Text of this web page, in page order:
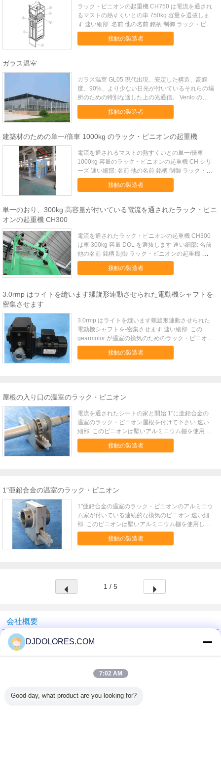
ラック・ピニオンの起重機 CH750 は電流を通され
るマストの熱すくいとの車 750kg 容量を選抜しま
す 速い細部: 名前 他の名前 銘柄 制御 ラック・ピニ
オンの起重機 ラック・ピニオンの起重機 CH750
BORUIDA DOL および FC 積載量 750kg 証明書 セ
接触の製造者
ガラス温室
ガラス温室 GL05 現代出現、安定した構造、高輝
度、90%、より少ない日光が付いているそれらの場
所のための特別な適した上の光通信。 Venlo の構
造、 スパン: 8M/9.6M/12M の湾のサイズ: 3.2M/4M
のセクション: 4M/4.5M; 溝: 3-5.5M 風負荷: 0.6
接触の製造者
建築材のための単一/倍車 1000kg のラック・ピニオンの起重機
電流を通されるマストの熱すくいとの単一/倍車
1000kg 容量のラック・ピニオンの起重機 CH シリ
ーズ 速い細部: 名前 他の名前 銘柄 制御 ラック・ピ
ニオンの起重機 ラック・ピニオンの起重機 CH
1000/1000 BORUIDA DOL および FC 積載量
接触の製造者
単一のおり、300kg 高容量が付いている電流を通されたラック・ピニ
オンの起重機 CH300
電流を通されたラック・ピニオンの起重機 CH300
は車 300kg 容量 DOL を選抜します 速い細部: 名前
他の名前 銘柄 制御 ラック・ピニオンの起重機 ラッ
ク・ピニオンの起重機 CH300 BORUIDA DOL およ
び FC 積載量 300kg 証明書 セリウム 記述: ラッ
接触の製造者
3.0rmp はライトを縫います螺旋形連動させられた電動機シャフトを-
密集させます
3.0rmp はライトを縫います螺旋形連動させられた
電動機シャフトを-密集させます 速い細部: この
gearmotor が温室の換気のためのラック・ピニオン
を運転するのに使用されています。 記述: この
gearmotor は変速機、電動機および限界スイッチを
の位置に温室の換気のための窓を開閉するできま
す。 それはヨーロッパからの証明された
techonolgis を使用し、私達の XWJ の gearmotors
より良質があります。 その変速機は高精度と製造
されます。 その電動機は米国中国の接合箇所の工
場によって作り出され、ネザーランド gearmotors
でも使用されます。 適用: この gearmotor が温室の
度 3.0rmp 比較優位: 1）。 ヨーロッパからの証明さ
所モーター工場からの良質のモーター 3）。 素晴ら
しいパッケージ。 4）。 コンパクトおよびライト。
5）。 容易な取付けおよび容易な維持。 6）。 低雑
音、信頼できる性能および長い寿命。
接触の製造者
屋根の入り口の温室のラック・ピニオン
電流を通されたシートの家と開始 1"に亜鉛合金の
温室のラック・ピニオン屋根を付けて下さい 速い
細部: このピニオンは堅いアルミニウム棚を使用
し、温室および同じような建物の連続的な換気窓を
開閉したり使用されています。 それは 1"で鋼鉄管
棚を、さびないよく使用し。 ギヤは galvannized
シートの家にあり、2 つのナイロン軸受けによって
支えられます。 このピニオンは容易に回すことが
でき長い生命時間をあります。 その維持は非常に
容易です。 動いている間、ピニオンはほとんど騒
音を作りません。 適用: このピニオンは堅いアルミ
ニウム棚を使用し、温室および同じような建物の連
ギヤ、galvannized シートの家およびナイロン軸受
接触の製造者
1"亜鉛合金の温室のラック・ピニオン
1"亜鉛合金の温室のラック・ピニオンのアルミニウ
ム家が付いている連続的な換気のピニオン 速い細
部: このピニオンは堅いアルミニウム棚を使用し、
温室および同じような建物の連続的な換気窓を開閉
したり使用されています。 それは 1"で鋼鉄管運転
成り、強いです。 それは堅いアルミニウム棚を、
さびないよく使用し。 ギヤはアルミニウム シート
の家にあり、2 つのナイロン軸受けによって支えら
棚を使用し、温室および同じような建物の連続的な
いいえ。 A11321100 シャフトの直径 1" 打撃の間隔
1）。 良質の部品および材料。 2）。 強いギヤ、ア
3）。 容易な維持、信頼できる性能および長い寿
接触の製造者
1 / 5
会社概要
Shenzhen GSP Greenhouse Spare Parts Co.,Ltd
検証サプライヤー
Verified Suplier
DJDOLORES.COM
7:02 AM
Good day, what product are you looking for?